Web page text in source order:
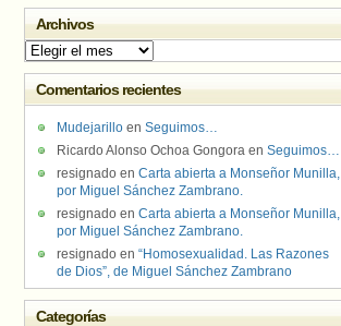
Archivos
Archivos
Comentarios recientes
Mudejarillo en Seguimos…
Ricardo Alonso Ochoa Gongora en Seguimos…
resignado en Carta abierta a Monseñor Munilla,
por Miguel Sánchez Zambrano.
resignado en Carta abierta a Monseñor Munilla,
por Miguel Sánchez Zambrano.
resignado en “Homosexualidad. Las Razones
de Dios”, de Miguel Sánchez Zambrano
Categorías